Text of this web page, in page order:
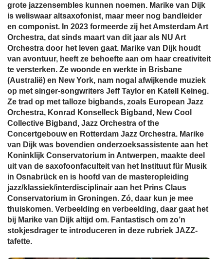
grote jazzensembles kunnen noemen. Marike van Dijk
is weliswaar altsaxofonist, maar meer nog bandleider
en componist. In 2023 formeerde zij het Amsterdam Art
Orchestra, dat sinds maart van dit jaar als NU Art
Orchestra door het leven gaat. Marike van Dijk houdt
van avontuur, heeft ze behoefte aan om haar creativiteit
te versterken. Ze woonde en werkte in Brisbane
(Australië) en New York, nam nogal afwijkende muziek
op met singer-songwriters Jeff Taylor en Katell Keineg.
Ze trad op met talloze bigbands, zoals European Jazz
Orchestra, Konrad Konselleck Bigband, New Cool
Collective Bigband, Jazz Orchestra of the
Concertgebouw en Rotterdam Jazz Orchestra. Marike
van Dijk was bovendien onderzoeksassistente aan het
Koninklijk Conservatorium in Antwerpen, maakte deel
uit van de saxofoonfaculteit van het Instituut für Musik
in Osnabrück en is hoofd van de masteropleiding
jazz/klassiek/interdisciplinair aan het Prins Claus
Conservatorium in Groningen. Zó, daar kun je mee
thuiskomen. Verbeelding en verbeelding, daar gaat het
bij Marike van Dijk altijd om. Fantastisch om zo’n
stokjesdrager te introduceren in deze rubriek JAZZ-
tafette.